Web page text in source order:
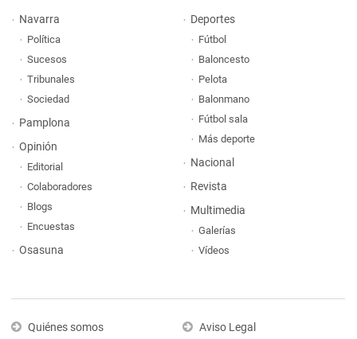
Navarra
Política
Sucesos
Tribunales
Sociedad
Pamplona
Opinión
Editorial
Colaboradores
Blogs
Encuestas
Osasuna
Deportes
Fútbol
Baloncesto
Pelota
Balonmano
Fútbol sala
Más deporte
Nacional
Revista
Multimedia
Galerías
Vídeos
Quiénes somos Aviso Legal